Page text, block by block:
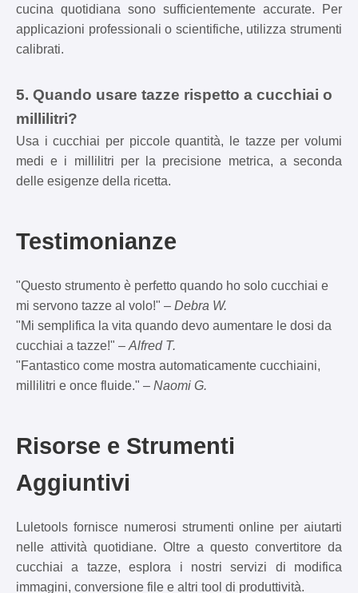
cucina quotidiana sono sufficientemente accurate. Per
applicazioni professionali o scientifiche, utilizza strumenti
calibrati.
5. Quando usare tazze rispetto a cucchiai o
millilitri?
Usa i cucchiai per piccole quantità, le tazze per volumi
medi e i millilitri per la precisione metrica, a seconda
delle esigenze della ricetta.
Testimonianze
"Questo strumento è perfetto quando ho solo cucchiai e
mi servono tazze al volo!" – Debra W.
"Mi semplifica la vita quando devo aumentare le dosi da
cucchiai a tazze!" – Alfred T.
"Fantastico come mostra automaticamente cucchiaini,
millilitri e once fluide." – Naomi G.
Risorse e Strumenti
Aggiuntivi
Luletools fornisce numerosi strumenti online per aiutarti
nelle attività quotidiane. Oltre a questo convertitore da
cucchiai a tazze, esplora i nostri servizi di modifica
immagini, conversione file e altri tool di produttività.